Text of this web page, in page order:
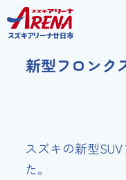
スズキアリーナ廿日市
新型フロン
スズキの新型
た。